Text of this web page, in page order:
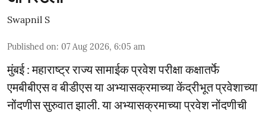
Swapnil S
Published on: 07 Aug 2026, 6:05 am
मुंबई : महाराष्ट्र राज्य सामाईक प्रवेश परीक्षा कक्षातर्फे
एमबीबीएस व बीडीएस या अभ्यासक्रमाच्या केंद्रीभूत प्रवेशाच्या
नोंदणीस सुरुवात झाली. या अभ्यासक्रमाच्या प्रवेश नोंदणीची